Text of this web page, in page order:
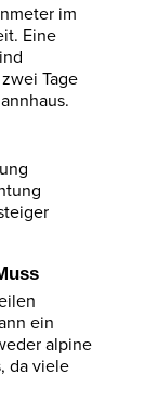
im
Eine
Tage
ein
alpine
da viele